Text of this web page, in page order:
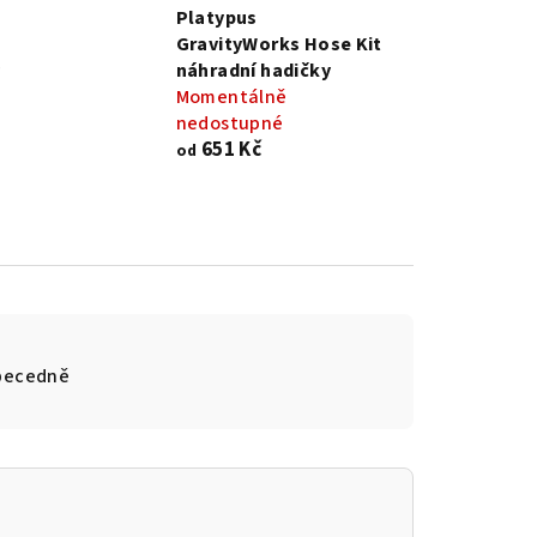
Platypus
GravityWorks Hose Kit
náhradní hadičky
Momentálně
nedostupné
od 651 Kč